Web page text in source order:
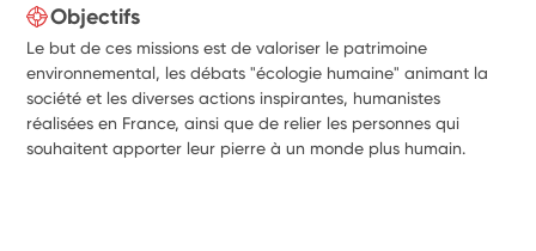
Objectifs
Le but de ces missions est de valoriser le patrimoine
environnemental, les débats "écologie humaine" animant la
société et les diverses actions inspirantes, humanistes
réalisées en France, ainsi que de relier les personnes qui
souhaitent apporter leur pierre à un monde plus humain.